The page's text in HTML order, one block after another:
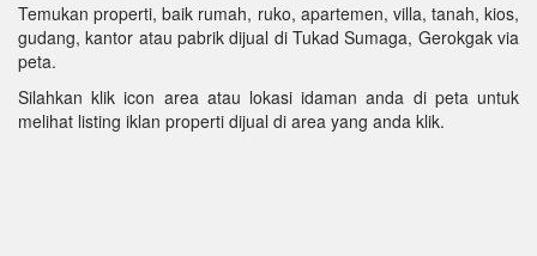
Temukan properti, baik rumah, ruko, apartemen, villa, tanah, kios,
gudang, kantor atau pabrik dijual di Tukad Sumaga, Gerokgak via
peta.
Silahkan klik icon area atau lokasi idaman anda di peta untuk
melihat listing iklan properti dijual di area yang anda klik.